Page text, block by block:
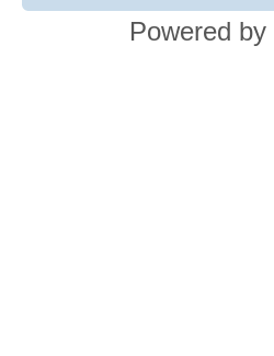
Powered by